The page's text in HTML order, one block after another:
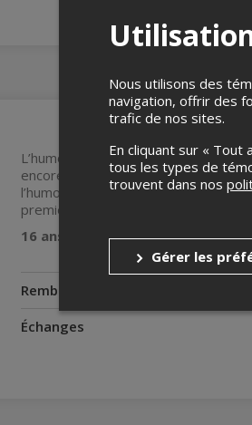
L’humoriste au style mordant et à
encore chaud, pas tout à fait poli…
l’humour. Venez vivre l’énergie
première fois… parfois même sous
16 ans et +
Remboursements
Échanges
Nous utilisons des
navigation, offrir des
trafic de nos sites.
En cliquant sur « Tout
tous les types de
trouvent dans nos
Gérer les